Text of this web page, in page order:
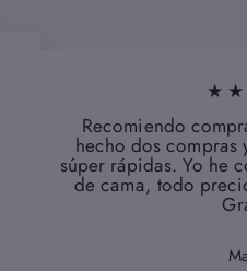
Recomiendo
hecho dos compras
súper rápidas. Yo he
de cama, todo